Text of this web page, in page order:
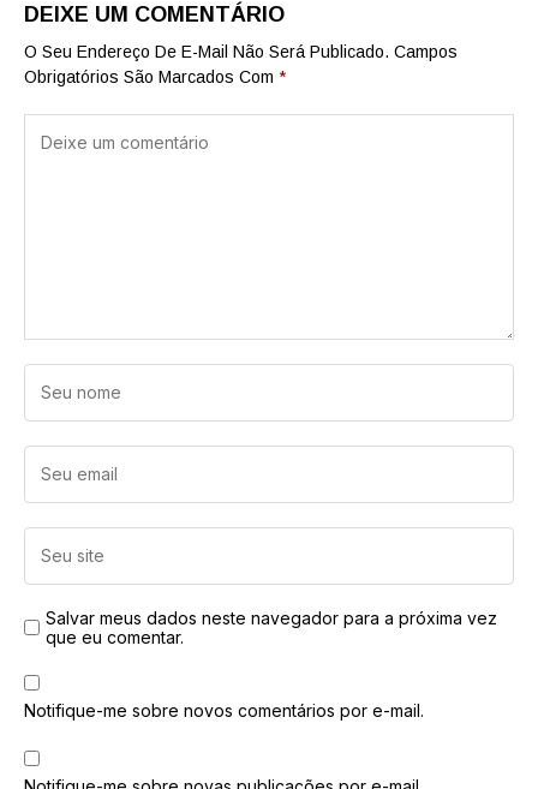
DEIXE UM COMENTÁRIO
O Seu Endereço De E-Mail Não Será Publicado. Campos
Obrigatórios São Marcados Com *
Salvar meus dados neste navegador para a próxima vez
que eu comentar.
Notifique-me sobre novos comentários por e-mail.